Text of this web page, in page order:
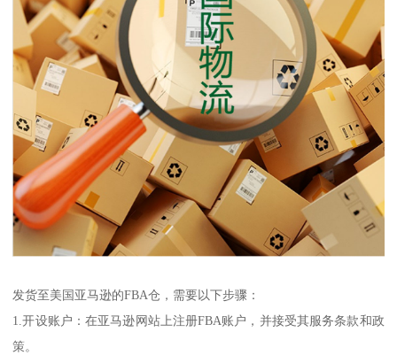
发货至美国亚马逊的FBA仓，需要以下步骤：
1.开设账户：在亚马逊网站上注册FBA账户，并接受其服务条款和政
策。